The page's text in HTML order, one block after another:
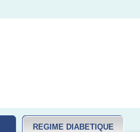
REGIME DIABETIQUE